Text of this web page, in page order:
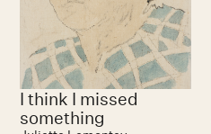
I think I missed
something